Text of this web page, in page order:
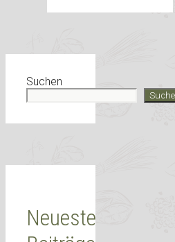
Suchen
Neueste